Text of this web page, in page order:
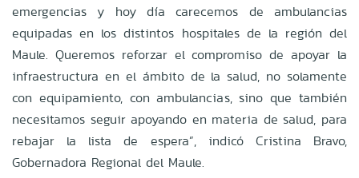
emergencias y hoy día carecemos de ambulancias
equipadas en los distintos hospitales de la región del
Maule. Queremos reforzar el compromiso de apoyar la
infraestructura en el ámbito de la salud, no solamente
con equipamiento, con ambulancias, sino que también
necesitamos seguir apoyando en materia de salud, para
rebajar la lista de espera”, indicó Cristina Bravo,
Gobernadora Regional del Maule.